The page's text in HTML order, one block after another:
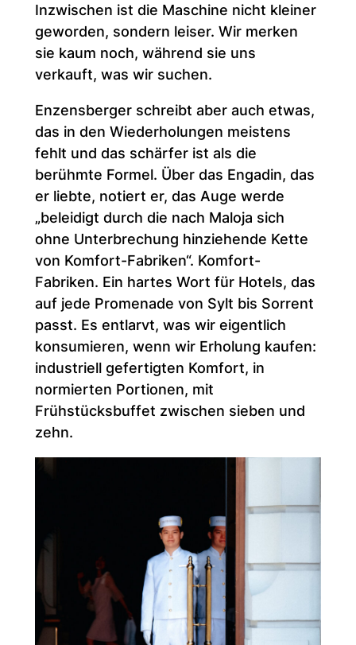
Inzwischen ist die Maschine nicht kleiner
geworden, sondern leiser. Wir merken
sie kaum noch, während sie uns
verkauft, was wir suchen.
Enzensberger schreibt aber auch etwas,
das in den Wiederholungen meistens
fehlt und das schärfer ist als die
berühmte Formel. Über das Engadin, das
er liebte, notiert er, das Auge werde
„beleidigt durch die nach Maloja sich
ohne Unterbrechung hinziehende Kette
von Komfort-Fabriken“. Komfort-
Fabriken. Ein hartes Wort für Hotels, das
auf jede Promenade von Sylt bis Sorrent
passt. Es entlarvt, was wir eigentlich
konsumieren, wenn wir Erholung kaufen:
industriell gefertigten Komfort, in
normierten Portionen, mit
Frühstücksbuffet zwischen sieben und
zehn.